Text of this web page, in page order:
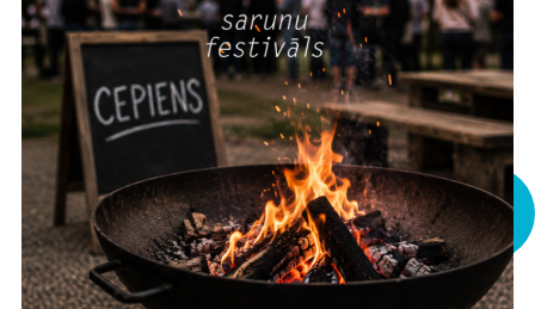
Mana programma